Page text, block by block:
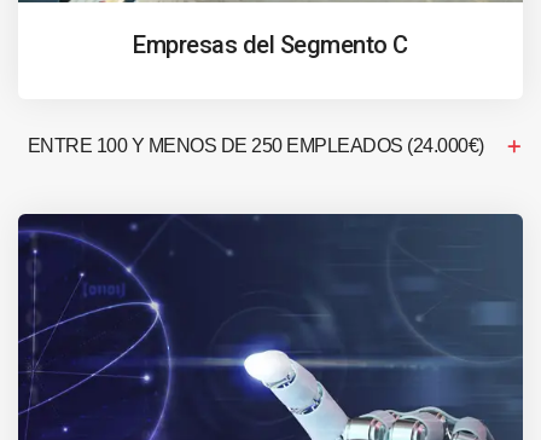
Empresas del Segmento C
ENTRE 100 Y MENOS DE 250 EMPLEADOS (24.000€)